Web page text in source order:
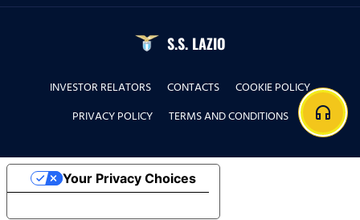
S.S. LAZIO
INVESTOR RELATORS CONTACTS
COOKIE POLICY
PRIVACY POLICY
TERMS AND CONDITIONS headphones
Your Privacy Choices